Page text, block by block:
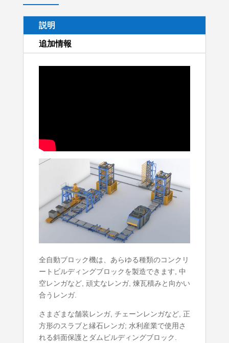
説明
追加情報
全自動ブロック機は、あらゆる種類のコンクリ
ートビルディングブロックを製造できます, 中
空レンガなど, 頑丈なレンガ, 煉瓦積みと向かい
合うレンガ.
さまざまな舗装レンガ, チェーンレンガなど, 正
方形のスラブと縁石レンガ; 水利産業で使用さ
れる斜面保護とダムビルディングブロック.